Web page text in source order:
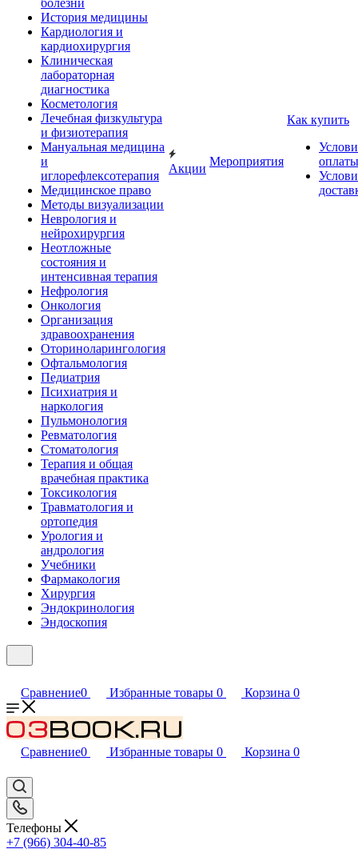
болезни
История медицины
Кардиология и
кардиохирургия
Клиническая
лабораторная
диагностика
Косметология
Лечебная физкультура
и физиотерапия
Мануальная медицина
и
иглорефлексотерапия
Медицинское право
Методы визуализации
Неврология и
нейрохирургия
Неотложные
состояния и
интенсивная терапия
Нефрология
Онкология
Организация
здравоохранения
Оториноларингология
Офтальмология
Педиатрия
Психиатрия и
наркология
Пульмонология
Ревматология
Стоматология
Терапия и общая
врачебная практика
Токсикология
Травматология и
ортопедия
Урология и
андрология
Учебники
Фармакология
Хирургия
Эндокринология
Эндоскопия
Акции
Мероприятия
Как купить
оплаты
Сравнение0 Избранные товары 0 Корзина 0
Сравнение0 Избранные товары 0 Корзина 0
Телефоны
+7 (966) 304-40-85